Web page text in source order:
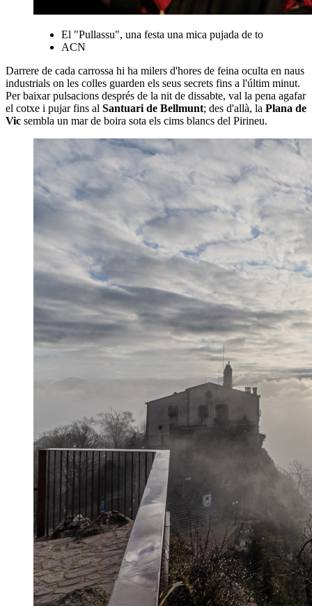
El "Pullassu", una festa una mica pujada de to
ACN
Darrere de cada carrossa hi ha milers d'hores de feina oculta en naus
industrials on les colles guarden els seus secrets fins a l'últim minut.
Per baixar pulsacions després de la nit de dissabte, val la pena agafar
el cotxe i pujar fins al Santuari de Bellmunt; des d'allà, la Plana de
Vic sembla un mar de boira sota els cims blancs del Pirineu.